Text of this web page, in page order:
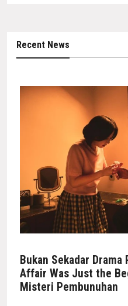
Recent News
Bukan Sekadar
Affair Was Just the
Misteri Pembunuhan